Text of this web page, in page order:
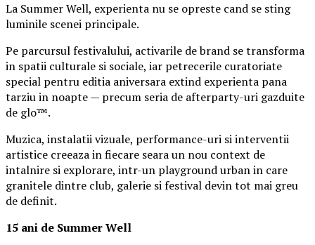
La Summer Well, experienta nu se opreste cand se sting
luminile scenei principale.
Pe parcursul festivalului, activarile de brand se transforma
in spatii culturale si sociale, iar petrecerile curatoriate
special pentru editia aniversara extind experienta pana
tarziu in noapte — precum seria de afterparty-uri gazduite
de glo™.
Muzica, instalatii vizuale, performance-uri si interventii
artistice creeaza in fiecare seara un nou context de
intalnire si explorare, intr-un playground urban in care
granitele dintre club, galerie si festival devin tot mai greu
de definit.
15 ani de Summer Well